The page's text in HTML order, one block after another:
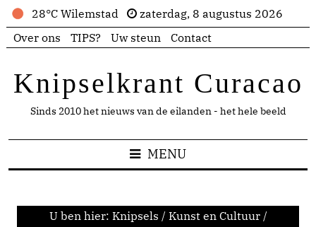
28°C Wilemstad
zaterdag, 8 augustus 2026
Over ons
TIPS? Uw steun Contact
Knipselkrant Curacao
Sinds 2010 het nieuws van de eilanden - het hele beeld
MENU
U ben hier: Knipsels / Kunst en Cultuur /